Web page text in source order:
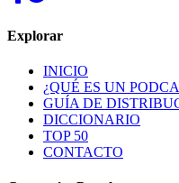
Explorar
INICIO
¿QUÉ ES UN
GUÍA DE
DICCIONARIO
TOP 50
CONTACTO